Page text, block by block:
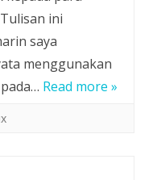
ini
saya
menggunakan
Read more »